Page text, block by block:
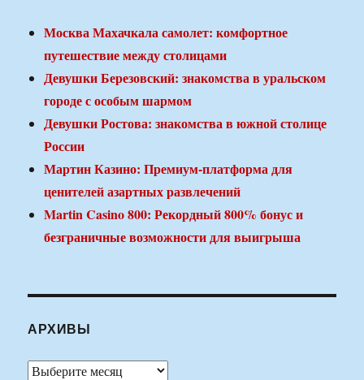
Москва Махачкала самолет: комфортное
путешествие между столицами
Девушки Березовский: знакомства в уральском
городе с особым шармом
Девушки Ростова: знакомства в южной столице
России
Мартин Казино: Премиум-платформа для
ценителей азартных развлечений
Martin Casino 800: Рекордный 800% бонус и
безграничные возможности для выигрыша
АРХИВЫ
Архивы